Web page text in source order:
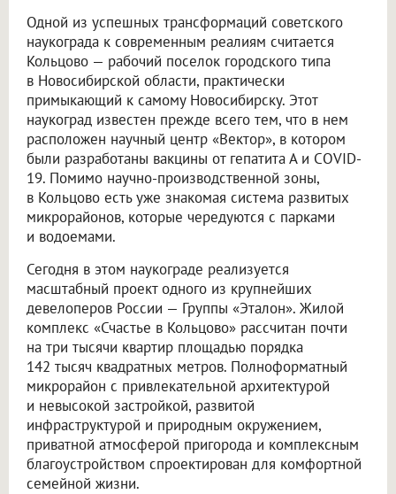
Одной из успешных трансформаций советского
наукограда к современным реалиям считается
Кольцово — рабочий поселок городского типа
в Новосибирской области, практически
примыкающий к самому Новосибирску. Этот
наукоград известен прежде всего тем, что в нем
расположен научный центр «Вектор», в котором
были разработаны вакцины от гепатита А и COVID-
19. Помимо научно-производственной зоны,
в Кольцово есть уже знакомая система развитых
микрорайонов, которые чередуются с парками
и водоемами.
Сегодня в этом наукограде реализуется
масштабный проект одного из крупнейших
девелоперов России — Группы «Эталон». Жилой
комплекс «Счастье в Кольцово» рассчитан почти
на три тысячи квартир площадью порядка
142 тысяч квадратных метров. Полноформатный
микрорайон с привлекательной архитектурой
и невысокой застройкой, развитой
инфраструктурой и природным окружением,
приватной атмосферой пригорода и комплексным
благоустройством спроектирован для комфортной
семейной жизни.